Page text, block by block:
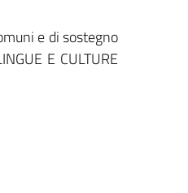
e di sostegno
E CULTURE